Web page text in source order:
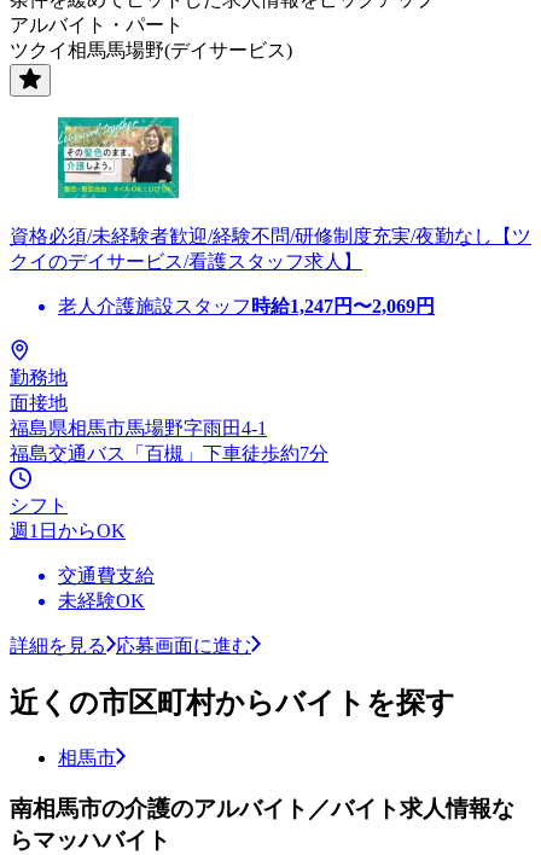
アルバイト・パート
ツクイ相馬馬場野(デイサービス)
資格必須/未経験者歓迎/経験不問/研修制度充実/夜勤なし【ツ
クイのデイサービス/看護スタッフ求人】
老人介護施設スタッフ 時給1,247円〜2,069円
勤務地
面接地
福島県相馬市馬場野字雨田4-1
福島交通バス「百槻」下車徒歩約7分
シフト
週1日からOK
交通費支給
未経験OK
詳細を見る 応募画面に進む
近くの市区町村からバイトを探す
相馬市
南相馬市の介護のアルバイト／バイト求人情報な
らマッハバイト